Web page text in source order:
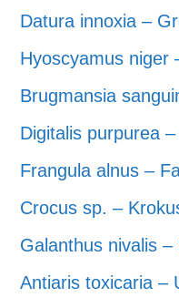
Datura innoxia –
Hyoscyamus niger
Brugmansia
Digitalis purpurea
Frangula alnus –
Crocus sp. –
Galanthus nivalis
Antiaris toxicaria –